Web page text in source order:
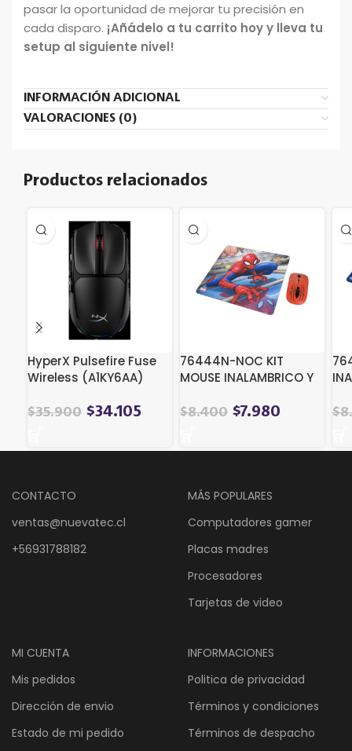
pasar la oportunidad de mejorar tu precisión en
cada disparo. ¡Añádelo a tu carrito hoy y lleva tu
setup al siguiente nivel!
INFORMACIÓN ADICIONAL
VALORACIONES (0)
Productos relacionados
HyperX Pulsefire Fuse
Wireless (A1KY6AA)
$35.900 $34.105
76444N-NOC KIT
MOUSE INALAMBRICO Y
2
$8.400 $7.980 $
CONTACTO
ventas@nuevatec.cl
+56931788182
MÁS POPULARES
Computadores gamer
Placas madres
Procesadores
Tarjetas de video
MI CUENTA
Mis pedidos
Dirección de envio
Estado de mi pedido
INFORMACIONES
Politica de privacidad
Términos y condiciones
Términos de despacho